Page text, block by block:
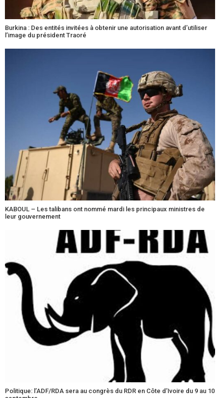
Burkina : Des entités invitées à obtenir une autorisation avant d’utiliser
l’image du président Traoré
KABOUL – Les talibans ont nommé mardi les principaux ministres de
leur gouvernement
Politique: l’ADF/RDA sera au congrès du RDR en Côte d’Ivoire du 9 au 10